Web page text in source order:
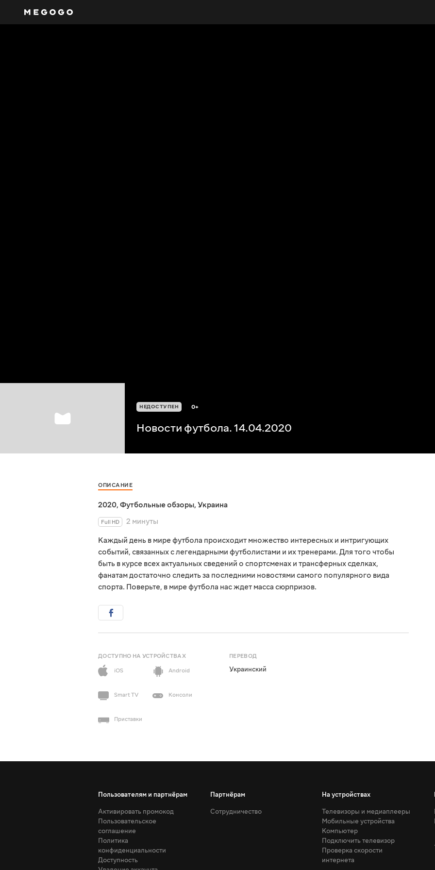
НЕДОСТУПЕН 0+
Новости футбола. 14.04.2020
ОПИСАНИЕ
2020, Футбольные обзоры, Украина
Full HD
2 минуты
Каждый день в мире футбола происходит множество интересных и интригующих
событий, связанных с легендарными футболистами и их тренерами. Для того чтобы
быть в курсе всех актуальных сведений о спортсменах и трансферных сделках,
фанатам достаточно следить за последними новостями самого популярного вида
спорта. Поверьте, в мире футбола нас ждет масса сюрпризов.
ДОСТУПНО НА УСТРОЙСТВАХ
iOS
Android
Smart TV Консоли
Приставки
ПЕРЕВОД
Украинский
Пользователям и партнёрам
Активировать промокод
Пользовательское
соглашение
Политика
конфиденциальности
Доступность
Партнёрам
Сотрудничество
На устройствах
Телевизоры и медиаплееры
Мобильные устройства
Компьютер
Подключить телевизор
Проверка скорости
интернета